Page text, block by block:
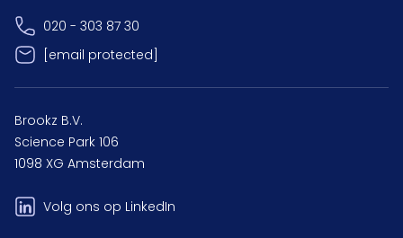
020 - 303 87 30
[email protected]
Brookz B.V.
Science Park 106
1098 XG Amsterdam
Volg ons op LinkedIn